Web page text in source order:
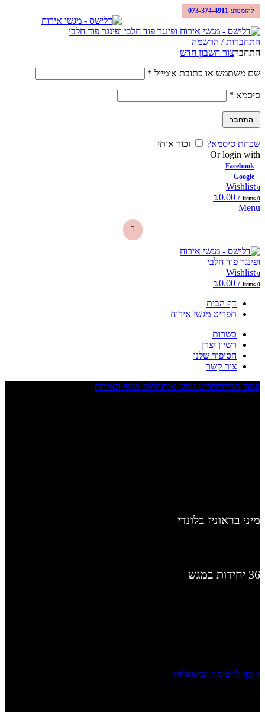
להזמנות: 073-374-4911
התחברות / הרשמה
התחברצור חשבון חדש
שם משתמש או כתובת אימייל *
סיסמא *
התחבר
שכחת סיסמא?
זכור אותי
Or login with
Facebook
Google
0
Wishlist
0
items
/
₪0.00
Menu
0
Wishlist
0
items
/
₪0.00
דף הבית
תפריט מגשי אירוח
כשרות
רשיון יצרן
הסיפור שלנו
צור קשר
עמוד הביתתפריט מגשי אירוחלכל מגשי האירוח
מיני בראוניז בלונדי
36 יחידות במגש
הוסף לרשימת המשאלות